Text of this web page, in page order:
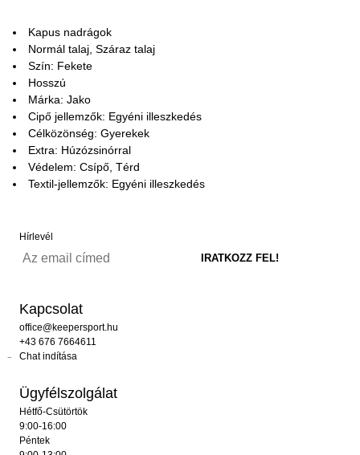
Kapus nadrágok
Normál talaj, Száraz talaj
Szín: Fekete
Hosszú
Márka: Jako
Cipő jellemzők: Egyéni illeszkedés
Célközönség: Gyerekek
Extra: Húzózsinórral
Védelem: Csípő, Térd
Textil-jellemzők: Egyéni illeszkedés
Hírlevél
Kapcsolat
office@keepersport.hu
+43 676 7664611
Chat indítása
Ügyfélszolgálat
Hétfő-Csütörtök
9:00-16:00
Péntek